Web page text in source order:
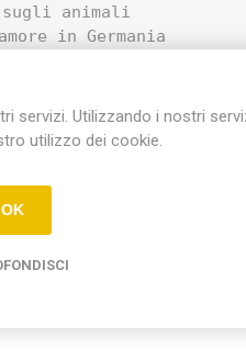
sugli animali
in Germania
zucca 2%, zucchine
grezza 0,3%, ceneri
servizi. Utilizzando i nostri
utilizzo dei cookie.
OK